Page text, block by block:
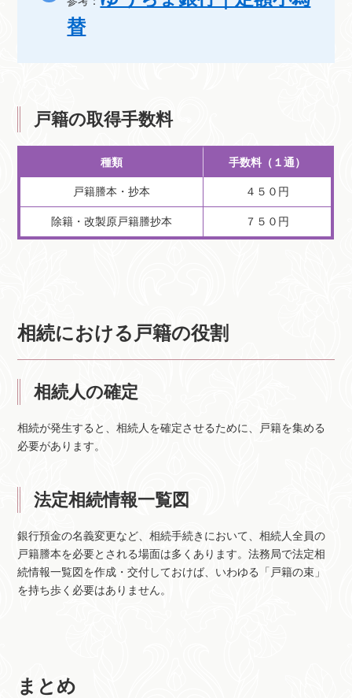
替
戸籍の取得手数料
種類 手数料（１通）
戸籍謄本・抄本 ４５０円
除籍・改製原戸籍謄抄本 ７５０円
相続における戸籍の役割
相続人の確定
相続が発生すると、相続人を確定させるために、戸籍を集める
必要があります。
法定相続情報一覧図
銀行預金の名義変更など、相続手続きにおいて、相続人全員の
戸籍謄本を必要とされる場面は多くあります。法務局で法定相
続情報一覧図を作成・交付しておけば、いわゆる「戸籍の束」
を持ち歩く必要はありません。
まとめ